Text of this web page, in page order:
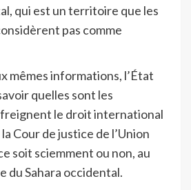
qui est un territoire que les
pas comme
mêmes informations, l’État
quelles sont les
le droit international
Cour de justice de l’Union
soit sciemment ou non, au
du Sahara occidental.